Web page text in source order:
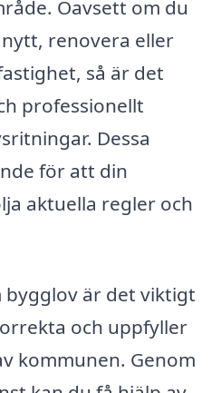
Oavsett om du
renovera eller
så är det
professionellt
Dessa
för att din
aktuella regler och
bygglov är det viktigt
och uppfyller
kommunen. Genom